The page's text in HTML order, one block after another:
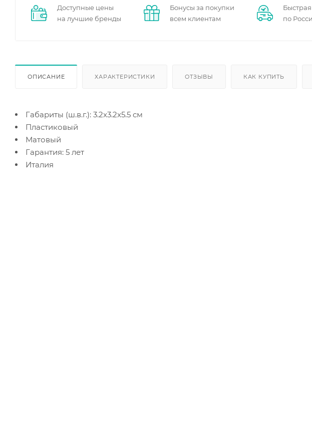
Доступные цены
на лучшие бренды
Бонусы за покупки
всем клиентам
по
ОПИСАНИЕ ХАРАКТЕРИСТИКИ ОТЗЫВЫ КАК КУПИТЬ
Габариты (ш.в.г.): 3.2x3.2x5.5 см
Пластиковый
Матовый
Гарантия: 5 лет
Италия